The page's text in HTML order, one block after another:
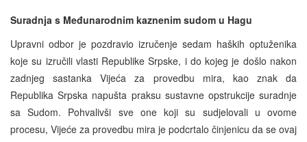
Suradnja s Međunarodnim kaznenim sudom u Hagu
Upravni odbor je pozdravio izručenje sedam haških optuženika
koje su izručili vlasti Republike Srpske, i do kojeg je došlo nakon
zadnjeg sastanka Vijeća za provedbu mira, kao znak da
Republika Srpska napušta praksu sustavne opstrukcije suradnje
sa Sudom. Pohvalivši sve one koji su sudjelovali u ovome
procesu, Vijeće za provedbu mira je podcrtalo činjenicu da se ovaj